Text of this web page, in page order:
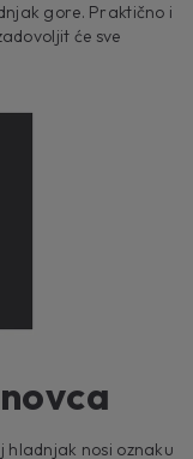
gore. Praktično i
će sve
hladnjak nosi oznaku